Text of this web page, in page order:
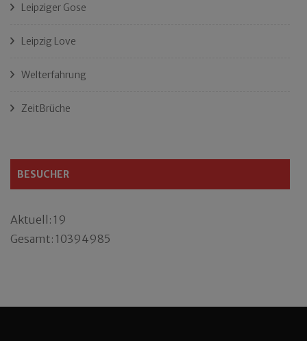
Leipziger Gose
Leipzig Love
Welterfahrung
ZeitBrüche
BESUCHER
Aktuell: 19
Gesamt: 10394985